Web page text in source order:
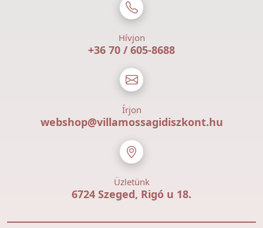
Hívjon
+36 70 / 605-8688
Írjon
webshop@villamossagidiszkont.hu
Üzletünk
6724 Szeged, Rigó u 18.